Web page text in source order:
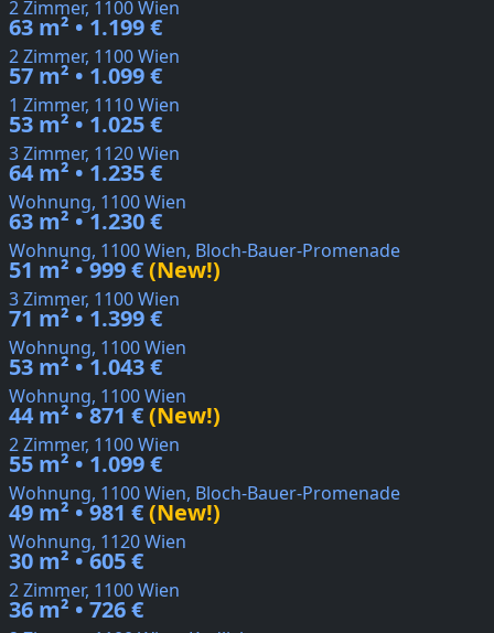
2 Zimmer, 1100 Wien
63 m² • 1.199 €
2 Zimmer, 1100 Wien
57 m² • 1.099 €
1 Zimmer, 1110 Wien
53 m² • 1.025 €
3 Zimmer, 1120 Wien
64 m² • 1.235 €
Wohnung, 1100 Wien
63 m² • 1.230 €
Wohnung, 1100 Wien, Bloch-Bauer-Promenade
51 m² • 999 €(New!)
3 Zimmer, 1100 Wien
71 m² • 1.399 €
Wohnung, 1100 Wien
53 m² • 1.043 €
Wohnung, 1100 Wien
44 m² • 871 €(New!)
2 Zimmer, 1100 Wien
55 m² • 1.099 €
Wohnung, 1100 Wien, Bloch-Bauer-Promenade
49 m² • 981 €(New!)
Wohnung, 1120 Wien
30 m² • 605 €
2 Zimmer, 1100 Wien
36 m² • 726 €